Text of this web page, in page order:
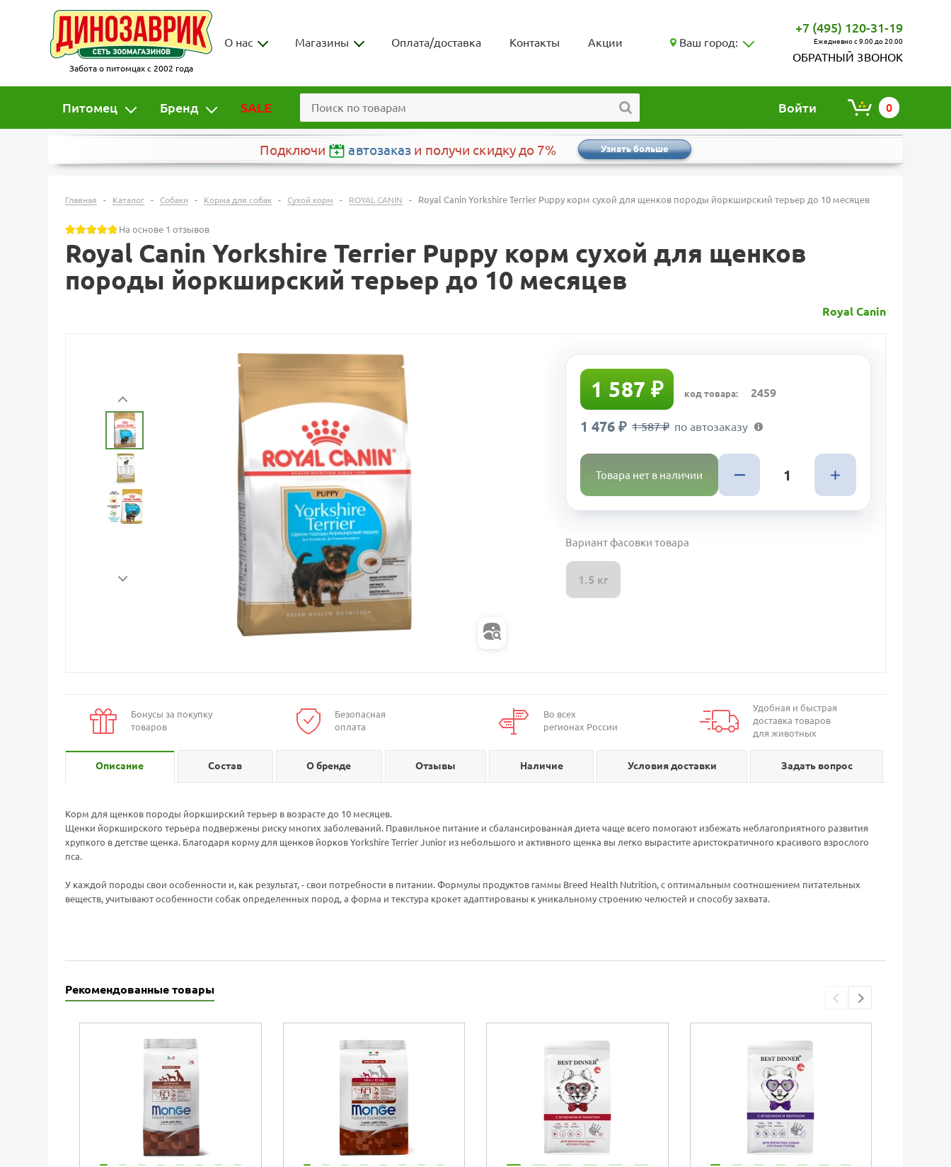
Забота о питомцах с 2002 года
О нас Магазины Оплата/доставка Контакты Акции Ваш город:
+7 (495) 120-31-19
Ежедневно с 9.00 до 20.00
ОБРАТНЫЙ ЗВОНОК
Питомец Бренд SALE Войти 0
Подключи автозаказ и получи скидку до 7% Узнать больше
Главная - Каталог - Собаки - Корма для собак - Сухой корм - ROYAL CANIN - Royal Canin Yorkshire Terrier Puppy корм сухой для щенков породы йоркширский терьер до 10 месяцев
На основе 1 отзывов
Royal Canin Yorkshire Terrier Puppy корм сухой для щенков
породы йоркширский терьер до 10 месяцев
Royal Canin
1 587 ₽ код товара: 2459
1 476 ₽ 1 587 ₽ по автозаказу
Товара нет в наличии
Вариант фасовки товара
1.5 кг
Бонусы за покупку
товаров
Безопасная
оплата
Во всех
регионах России
Удобная и быстрая
доставка товаров
для животных
Описание Состав О бренде Отзывы Наличие Условия доставки Задать вопрос
Корм для щенков породы йоркширский терьер в возрасте до 10 месяцев.
Щенки йоркширского терьера подвержены риску многих заболеваний. Правильное питание и сбалансированная диета чаще всего помогают избежать неблагоприятного развития
хрупкого в детстве щенка. Благодаря корму для щенков йорков Yorkshire Terrier Junior из небольшого и активного щенка вы легко вырастите аристократичного красивого взрослого
пса.
У каждой породы свои особенности и, как результат, - свои потребности в питании. Формулы продуктов гаммы Breed Health Nutrition, с оптимальным соотношением питательных
веществ, учитывают особенности собак определенных пород, а форма и текстура крокет адаптированы к уникальному строению челюстей и способу захвата.
Рекомендованные товары